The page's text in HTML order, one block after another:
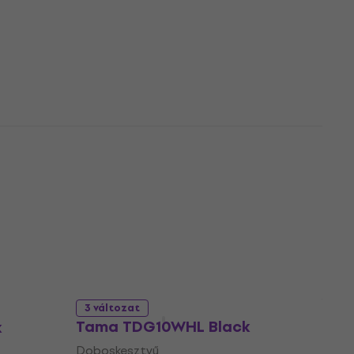
3 változat
Tama TDG10WHL Black